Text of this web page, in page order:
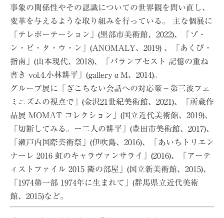
事象の関係性やその認識についての世界観を問い直し、
変革を与えるような取り組みを行っている。 主な個展に
「テレポーテーション」(黒部市美術館、2022)、「ゾ・
ン・ビ・タ・ウ・ン」(ANOMALY、2019) 、「あくび・
指南」(山本現代、2018)、「パランプセスト 記憶の重ね
書き vol.4.小林耕平」(galleryαM、2014)。
グループ展に「ぎこちない会話への対応策−第三波フェ
ミニズムの視点で」(金沢21世紀美術館、2021)、「所蔵作
品展 MOMAT コレクション」(国立近代美術館、2019)、
「切断してみる。ー二人の耕平」(豊田市美術館、2017)、
「瀬戸内国際芸術祭」(伊吹島、2016)、「あいちトリエン
ナーレ 2016 虹のキャラヴァンサライ」(2016)、「アーテ
ィストファイル 2015 隣の部屋」(国立新美術館、2015)、
「1974第一部 1974年に生まれて」(群馬県立近代美術
館、2015)など。